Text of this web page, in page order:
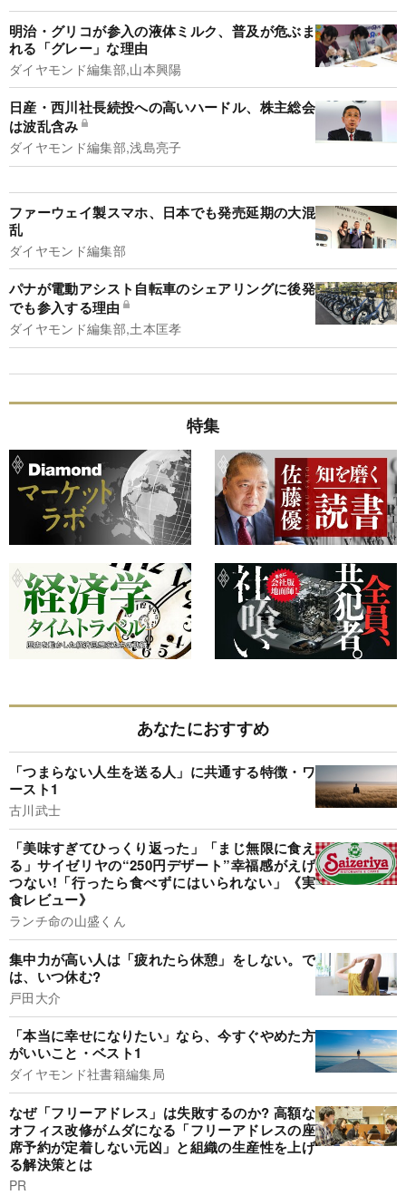
明治・グリコが参入の液体ミルク、普及が危ぶま
れる「グレー」な理由
ダイヤモンド編集部,山本興陽
日産・西川社長続投への高いハードル、株主総会
は波乱含み
ダイヤモンド編集部,浅島亮子
ファーウェイ製スマホ、日本でも発売延期の大混
乱
ダイヤモンド編集部
パナが電動アシスト自転車のシェアリングに後発
でも参入する理由
ダイヤモンド編集部,土本匡孝
特集
あなたにおすすめ
「つまらない人生を送る人」に共通する特徴・ワ
ースト1
古川武士
「美味すぎてひっくり返った」「まじ無限に食え
る」サイゼリヤの“250円デザート”幸福感がえげ
つない!「行ったら食べずにはいられない」《実
食レビュー》
ランチ命の山盛くん
集中力が高い人は「疲れたら休憩」をしない。で
は、いつ休む?
戸田大介
「本当に幸せになりたい」なら、今すぐやめた方
がいいこと・ベスト1
ダイヤモンド社書籍編集局
なぜ「フリーアドレス」は失敗するのか? 高額な
オフィス改修がムダになる「フリーアドレスの座
席予約が定着しない元凶」と組織の生産性を上げ
る解決策とは
PR